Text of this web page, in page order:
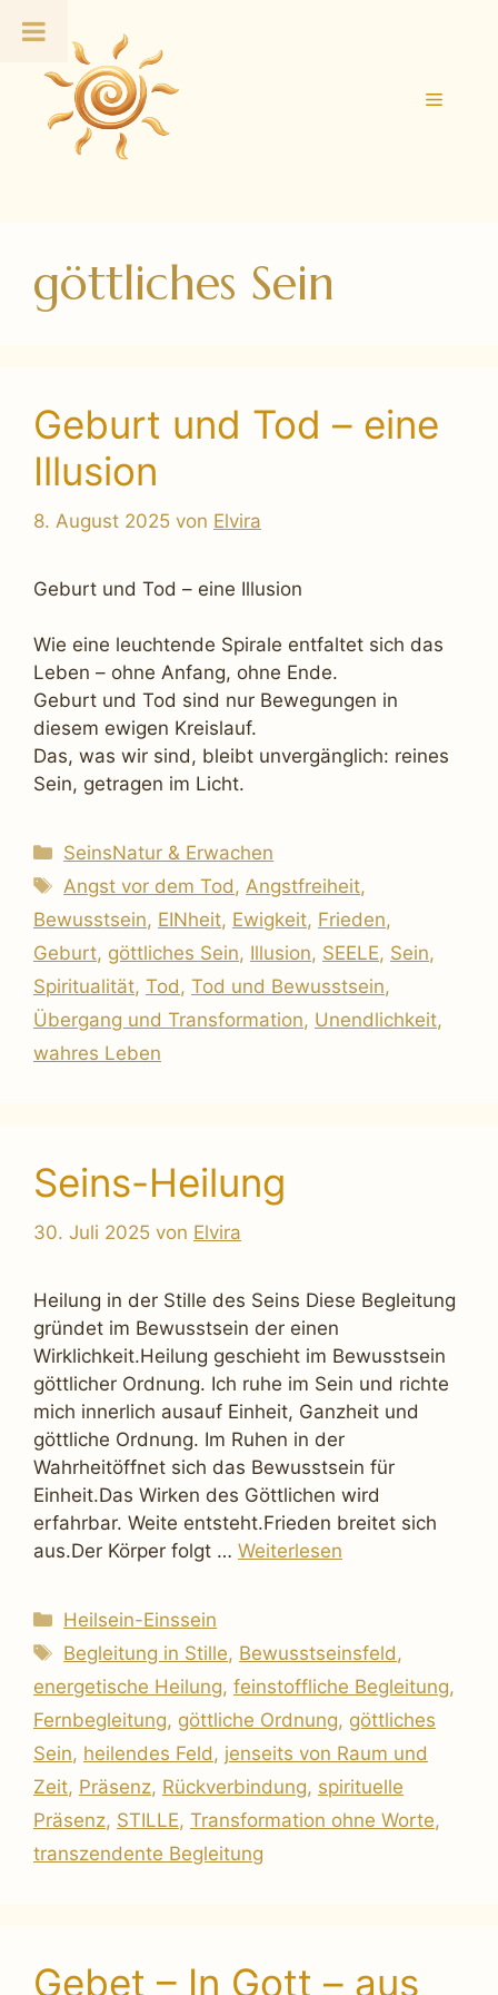
Inhalt
springen
Menü
göttliches Sein
Geburt und Tod – eine
Illusion
8. August 2025 von Elvira
Geburt und Tod – eine Illusion
Wie eine leuchtende Spirale entfaltet sich das
Leben – ohne Anfang, ohne Ende.
Geburt und Tod sind nur Bewegungen in
diesem ewigen Kreislauf.
Das, was wir sind, bleibt unvergänglich: reines
Sein, getragen im Licht.
Kategorien
SeinsNatur & Erwachen
Schlagwörter
Angst vor dem Tod,Angstfreiheit,
Bewusstsein, EINheit, Ewigkeit, Frieden,
Geburt, göttliches Sein, Illusion, SEELE, Sein,
Spiritualität, Tod, Tod und Bewusstsein,
Übergang und Transformation, Unendlichkeit,
wahres Leben
Seins-Heilung
30. Juli 2025 von Elvira
Heilung in der Stille des Seins Diese Begleitung
gründet im Bewusstsein der einen
Wirklichkeit.Heilung geschieht im Bewusstsein
göttlicher Ordnung. Ich ruhe im Sein und richte
mich innerlich ausauf Einheit, Ganzheit und
göttliche Ordnung. Im Ruhen in der
Wahrheitöffnet sich das Bewusstsein für
Einheit.Das Wirken des Göttlichen wird
erfahrbar. Weite entsteht.Frieden breitet sich
aus.Der Körper folgt … Weiterlesen
Kategorien
Heilsein-Einssein
Schlagwörter
Begleitung in Stille, Bewusstseinsfeld ,
energetische Heilung, feinstoffliche Begleitung,
Fernbegleitung, göttliche Ordnung, göttliches
Sein, heilendes Feld , jenseits von Raum und
Zeit, Präsenz, Rückverbindung, spirituelle
Präsenz, STILLE, Transformation ohne Worte,
transzendente Begleitung
Gebet – In Gott – aus